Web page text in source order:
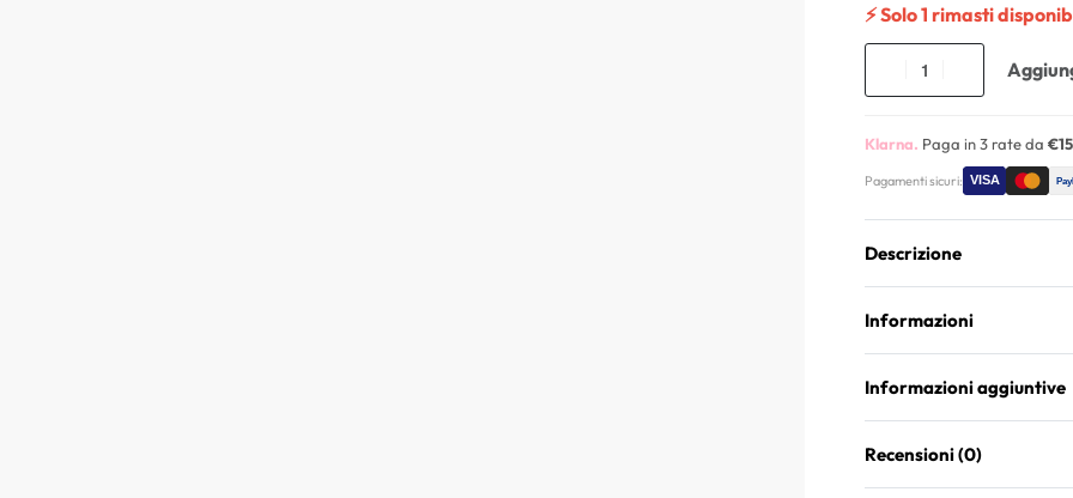
⚡ Solo 1 rimasti
Klarna. Paga in 3 rate da
Pagamenti sicuri:
Descrizione
Informazioni
Informazioni aggiuntive
Recensioni (0)